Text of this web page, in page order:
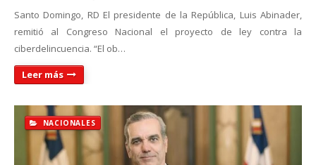
Santo Domingo, RD El presidente de la República, Luis Abinader,
remitió al Congreso Nacional el proyecto de ley contra la
ciberdelincuencia. “El ob…
Leer más
NACIONALES